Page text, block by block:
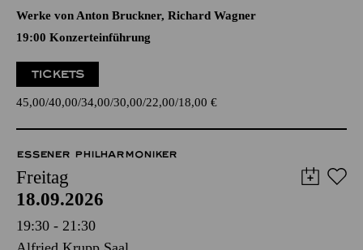
Werke von Anton Bruckner, Richard Wagner
19:00 Konzerteinführung
TICKETS
45,00 40,00 34,00 30,00 22,00 18,00 €
ESSENER PHILHARMONIKER
Freitag
18.09.2026
19:30 - 21:30